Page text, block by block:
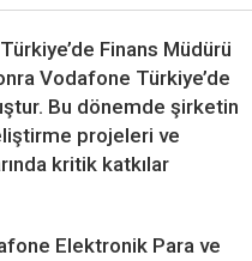
Finans Müdürü
Vodafone Türkiye’de
Bu dönemde şirketin
projeleri ve
kritik katkılar
Elektronik Para ve